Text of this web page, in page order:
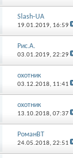
Slash-UA
19.01.2019, 16:59
Рис.А.
03.01.2019, 22:29
охотник
03.12.2018, 11:41
охотник
13.10.2018, 07:37
РоманВТ
24.05.2018, 22:51